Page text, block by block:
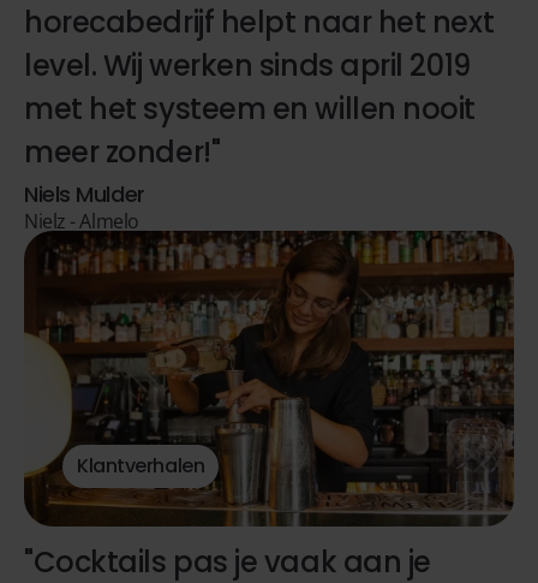
horecabedrijf helpt naar het next
level. Wij werken sinds april 2019
met het systeem en willen nooit
meer zonder!"
Niels Mulder
Nielz - Almelo
Klantverhalen
"Cocktails pas je vaak aan je